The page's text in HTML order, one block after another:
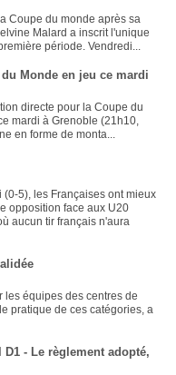
Coupe du monde après sa
Malard a inscrit l'unique
période. Vendredi...
Monde en jeu ce mardi
directe pour la Coupe du
mardi à Grenoble (21h10,
en forme de monta...
5), les Françaises ont mieux
opposition face aux U20
aucun tir français n'aura
les équipes des centres de
pratique de ces catégories, a
- Le règlement adopté,